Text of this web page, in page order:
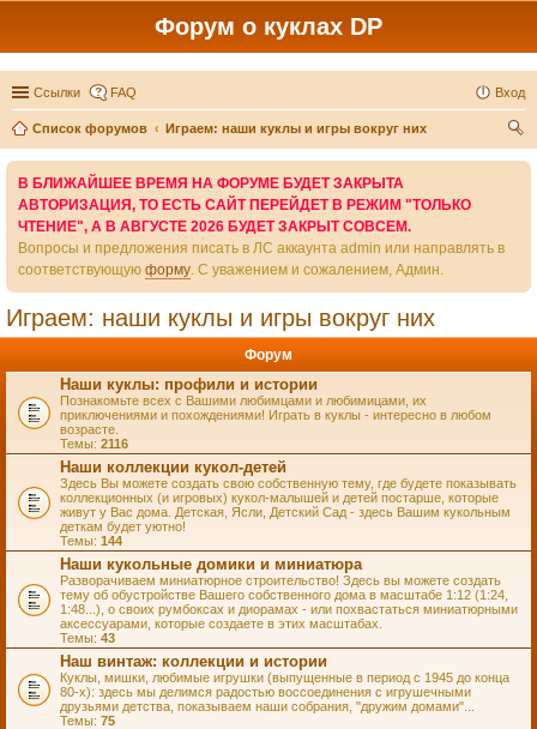
Форум о куклах DP
Ссылки FAQ Вход
Список форумов
Играем: наши куклы и игры вокруг них
В БЛИЖАЙШЕЕ ВРЕМЯ НА ФОРУМЕ БУДЕТ ЗАКРЫТА
АВТОРИЗАЦИЯ, ТО ЕСТЬ САЙТ ПЕРЕЙДЕТ В РЕЖИМ "ТОЛЬКО
ЧТЕНИЕ", А В АВГУСТЕ 2026 БУДЕТ ЗАКРЫТ СОВСЕМ.
Вопросы и предложения писать в ЛС аккаунта admin или направлять в
соответствующую форму. С уважением и сожалением, Админ.
Играем: наши куклы и игры вокруг них
Форум
Наши куклы: профили и истории
Познакомьте всех с Вашими любимцами и любимицами, их
приключениями и похождениями! Играть в куклы - интересно в любом
возрасте.
Темы: 2116
Наши коллекции кукол-детей
Здесь Вы можете создать свою собственную тему, где будете показывать
коллекционных (и игровых) кукол-малышей и детей постарше, которые
живут у Вас дома. Детская, Ясли, Детский Сад - здесь Вашим кукольным
деткам будет уютно!
Темы: 144
Наши кукольные домики и миниатюра
Разворачиваем миниатюрное строительство! Здесь вы можете создать
тему об обустройстве Вашего собственного дома в масштабе 1:12 (1:24,
1:48...), о своих румбоксах и диорамах - или похвастаться миниатюрными
аксессуарами, которые создаете в этих масштабах.
Темы: 43
Наш винтаж: коллекции и истории
Куклы, мишки, любимые игрушки (выпущенные в период с 1945 до конца
80-х): здесь мы делимся радостью воссоединения с игрушечными
друзьями детства, показываем наши собрания, "дружим домами"...
Темы: 75